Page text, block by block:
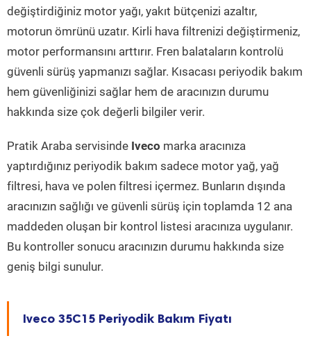
değiştirdiğiniz motor yağı, yakıt bütçenizi azaltır,
motorun ömrünü uzatır. Kirli hava filtrenizi değiştirmeniz,
motor performansını arttırır. Fren balataların kontrolü
güvenli sürüş yapmanızı sağlar. Kısacası periyodik bakım
hem güvenliğinizi sağlar hem de aracınızın durumu
hakkında size çok değerli bilgiler verir.
Pratik Araba servisinde Iveco marka aracınıza
yaptırdığınız periyodik bakım sadece motor yağ, yağ
filtresi, hava ve polen filtresi içermez. Bunların dışında
aracınızın sağlığı ve güvenli sürüş için toplamda 12 ana
maddeden oluşan bir kontrol listesi aracınıza uygulanır.
Bu kontroller sonucu aracınızın durumu hakkında size
geniş bilgi sunulur.
Iveco 35C15 Periyodik Bakım Fiyatı